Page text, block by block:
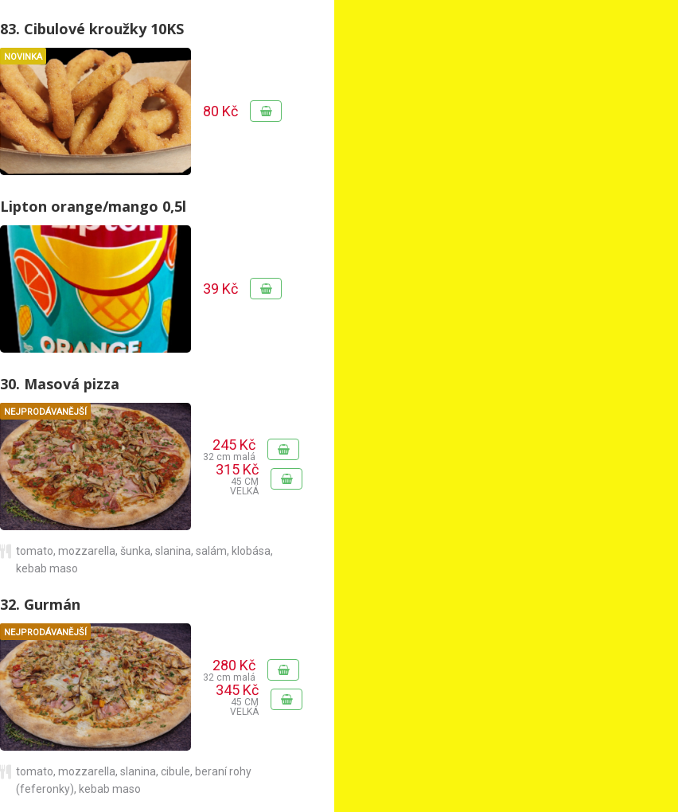
83. Cibulové kroužky 10KS
NOVINKA
80 Kč
Lipton orange/mango 0,5l
39 Kč
30. Masová pizza
NEJPRODÁVANĚJŠÍ
245 Kč
32 cm malá
315 Kč
45 CM
VELKÁ
tomato, mozzarella, šunka, slanina, salám, klobása,
kebab maso
32. Gurmán
NEJPRODÁVANĚJŠÍ
280 Kč
32 cm malá
345 Kč
45 CM
VELKÁ
tomato, mozzarella, slanina, cibule, beraní rohy
(feferonky), kebab maso